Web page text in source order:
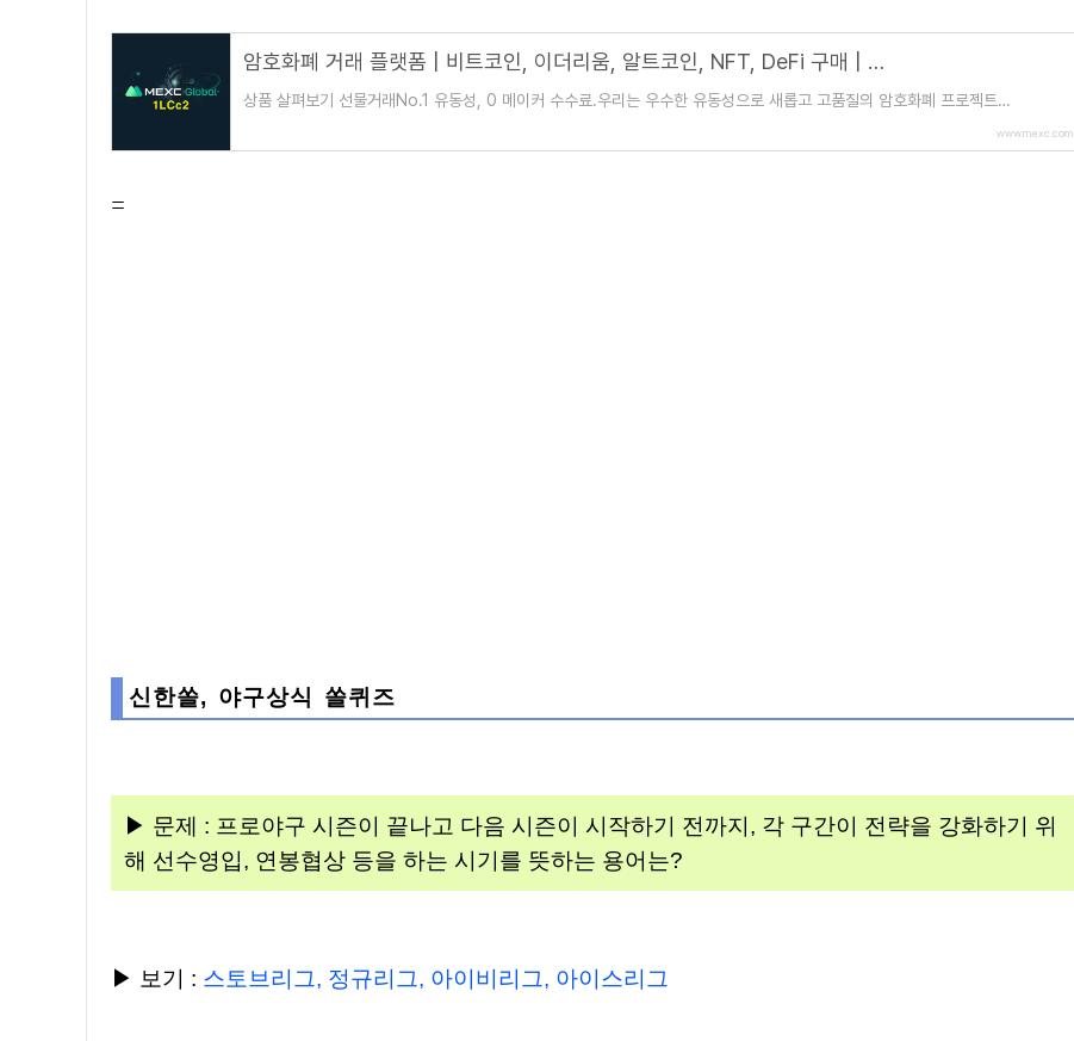
암호화폐 거래 플랫폼 | 비트코인, 이더리움, 알트코인, NFT, DeFi 구매 | MEXC
상품 살펴보기 선물거래No.1 유동성, 0 메이커 수수료.우리는 우수한 유동성으로 새롭고 고품질의 암호화폐 프로젝트를
www.mexc.com
=
신한쏠, 야구상식 쏠퀴즈
▶ 문제 : 프로야구 시즌이 끝나고 다음 시즌이 시작하기 전까지, 각 구간이 전략을 강화하기 위
해 선수영입, 연봉협상 등을 하는 시기를 뜻하는 용어는?
▶ 보기 : 스토브리그, 정규리그, 아이비리그, 아이스리그